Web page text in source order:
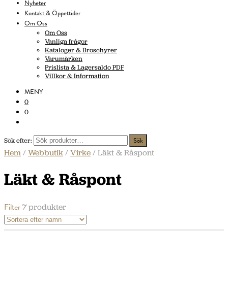
Nyheter
Kontakt & Öppettider
Om Oss
Om Oss
Vanliga frågor
Kataloger & Broschyrer
Varumärken
Prislista & Lagersaldo PDF
Villkor & Information
MENY
0
0
Sök efter:
Hem/Webbutik/Virke/ Läkt & Råspont
Läkt & Råspont
Filter7 produkter